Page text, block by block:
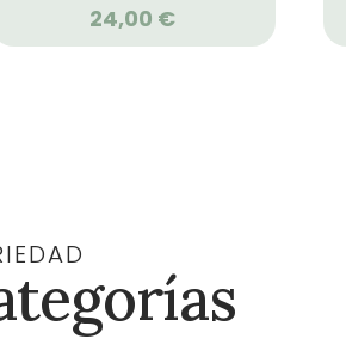
24,00 €